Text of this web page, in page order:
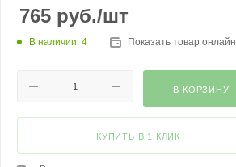
765 руб./шт
В наличии: 4 Показать товар онлайн
В КОРЗИНУ
КУПИТЬ В 1 КЛИК